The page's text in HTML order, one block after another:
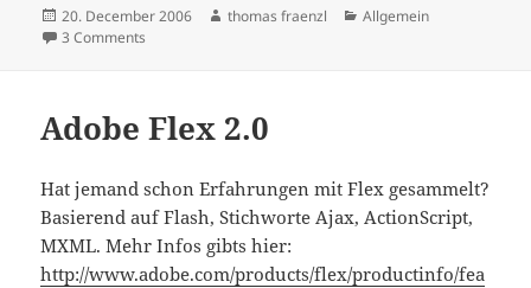
Posted
on
20. December 2006 Author
thomas fraenzl Categories
Allgemein
3 Comments
Adobe Flex 2.0
Hat jemand schon Erfahrungen mit Flex gesammelt?
Basierend auf Flash, Stichworte Ajax, ActionScript,
MXML. Mehr Infos gibts hier:
http://www.adobe.com/products/flex/productinfo/fea